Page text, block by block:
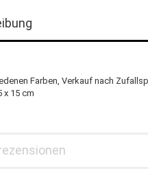
Farben, Verkauf nach
x 15 cm